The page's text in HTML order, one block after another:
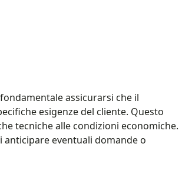
assicurarsi che il
esigenze del cliente. Questo
tecniche alle condizioni economiche.
eventuali domande o